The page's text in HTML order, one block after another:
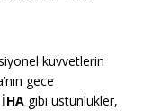
kuvvetlerin
gece
gibi üstünlükler,